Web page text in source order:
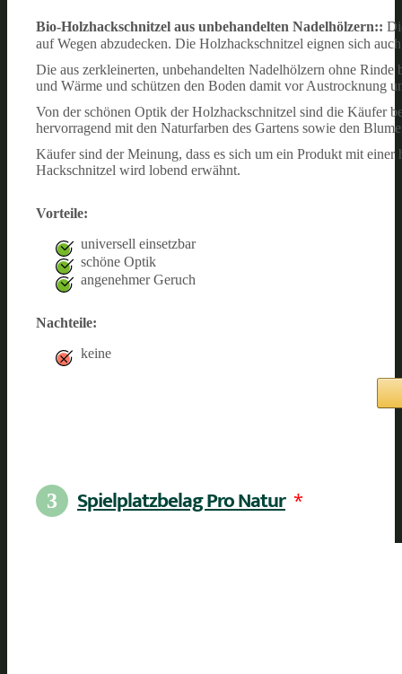
Bio-Holzhackschnitzel aus unbehandelten Nadelhölzern::
auf Wegen abzudecken. Die Holzhackschnitzel eignen sich
Die aus zerkleinerten, unbehandelten Nadelhölzern ohne
und Wärme und schützen den Boden damit vor Austrocknung
Von der schönen Optik der Holzhackschnitzel sind die Käufer
hervorragend mit den Naturfarben des Gartens sowie den
Käufer sind der Meinung, dass es sich um ein Produkt mit
Hackschnitzel wird lobend erwähnt.
Vorteile:
universell einsetzbar
schöne Optik
angenehmer Geruch
Nachteile:
keine
3 Spielplatzbelag Pro Natur *